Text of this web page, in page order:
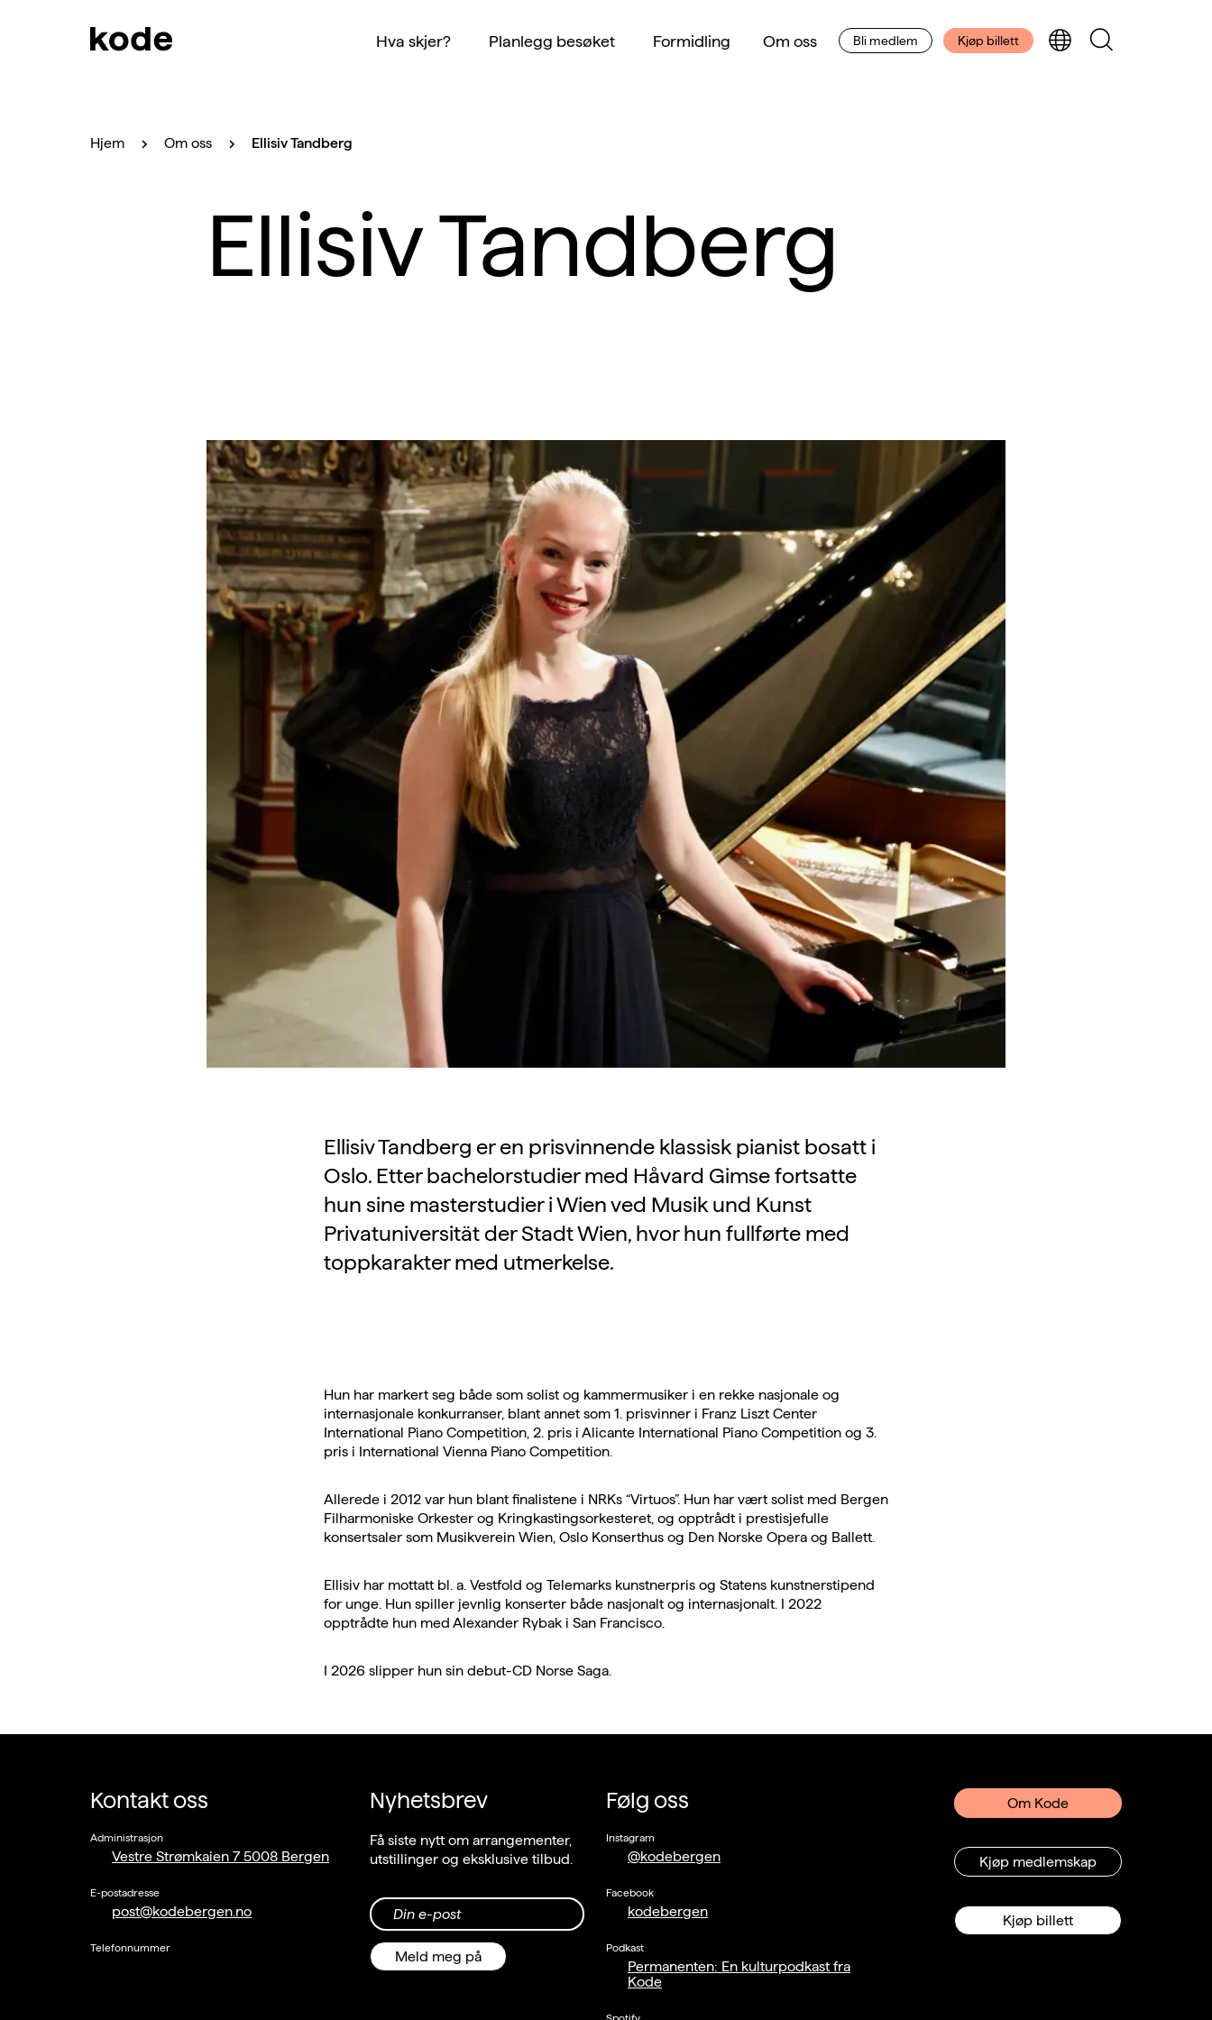
Hva skjer? Planlegg besøket Formidling Om oss Bli medlem Kjøp billett
Hjem Om oss Ellisiv Tandberg
Ellisiv Tandberg
Ellisiv Tandberg er en prisvinnende klassisk pianist bosatt i
Oslo. Etter bachelorstudier med Håvard Gimse fortsatte
hun sine masterstudier i Wien ved Musik und Kunst
Privatuniversität der Stadt Wien, hvor hun fullførte med
toppkarakter med utmerkelse.
Hun har markert seg både som solist og kammermusiker i en rekke nasjonale og
internasjonale konkurranser, blant annet som 1. prisvinner i Franz Liszt Center
International Piano Competition, 2. pris i Alicante International Piano Competition og 3.
pris i International Vienna Piano Competition.
Allerede i 2012 var hun blant finalistene i NRKs “Virtuos”. Hun har vært solist med Bergen
Filharmoniske Orkester og Kringkastingsorkesteret, og opptrådt i prestisjefulle
konsertsaler som Musikverein Wien, Oslo Konserthus og Den Norske Opera og Ballett.
Ellisiv har mottatt bl. a. Vestfold og Telemarks kunstnerpris og Statens kunstnerstipend
for unge. Hun spiller jevnlig konserter både nasjonalt og internasjonalt. I 2022
opptrådte hun med Alexander Rybak i San Francisco.
I 2026 slipper hun sin debut-CD Norse Saga.
Kontakt oss
Administrasjon
Vestre Strømkaien 7 5008 Bergen
E-postadresse
post@kodebergen.no
Telefonnummer
Nyhetsbrev
Få siste nytt om arrangementer,
utstillinger og eksklusive tilbud.
Din e-post
Meld meg på
Følg oss
Instagram
@kodebergen
Facebook
kodebergen
Podkast
Permanenten: En kulturpodkast fra
Kode
Om Kode
Kjøp medlemskap
Kjøp billett